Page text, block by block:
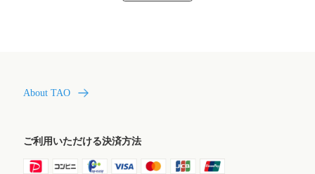
About TAO
ご利用いただける決済方法